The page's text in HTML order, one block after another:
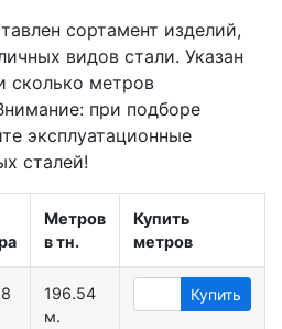
сортамент изделий,
видов стали. Указан
сколько метров
при подборе
эксплуатационные
сталей!
Метров
в тн.
Купить
метров
196.54
м.
Купить